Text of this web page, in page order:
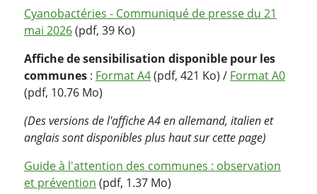
Cyanobactéries - Communiqué de presse du 21
mai 2026(pdf, 39 Ko)
Affiche de sensibilisation disponible pour les
communes : Format A4(pdf, 421 Ko) / Format A0
(pdf, 10.76 Mo)
(Des versions de l'affiche A4 en allemand, italien et
anglais sont disponibles plus haut sur cette page)
Guide à l'attention des communes : observation
et prévention (pdf, 1.37 Mo)